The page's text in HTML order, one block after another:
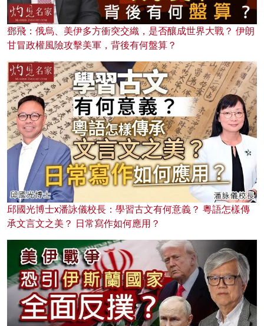
鄧飛：俄烏、美伊多方衝突交織，是否釀成世界大戰？ 伊朗
甘冒政權風險攻擊美軍，背後有何盤算？
邱國光博士x潘詠儀校長：學習古文有何意義？ 粵語怎樣傳
承文言文之美？ 日常寫作如何應用？